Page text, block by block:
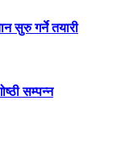
सुरु गर्ने तयारी
सम्पन्न